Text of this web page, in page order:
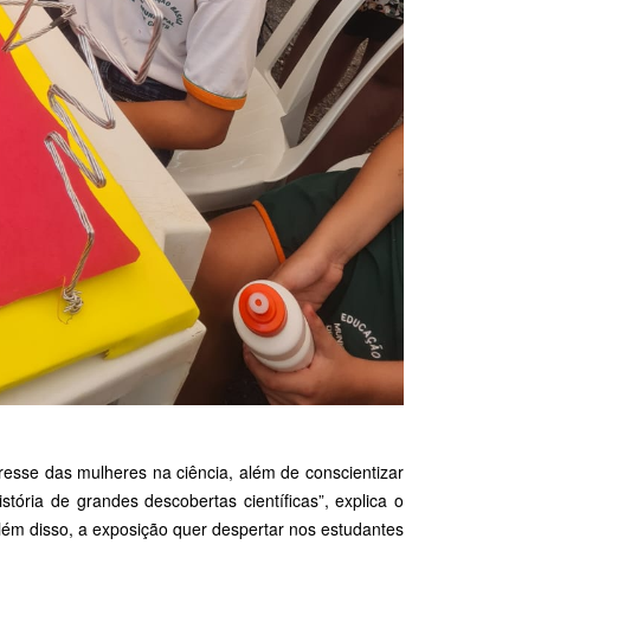
das mulheres na ciência, além de conscientizar
de grandes descobertas científicas”, explica o
disso, a exposição quer despertar nos estudantes